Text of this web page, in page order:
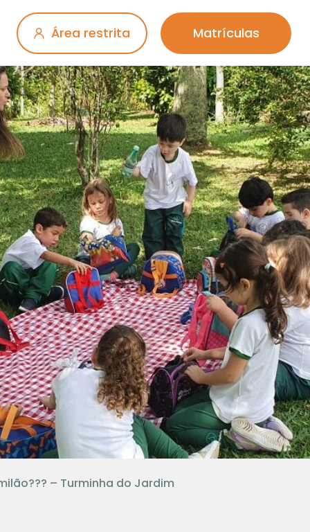
Área restrita Matrículas
– Turminha do Jardim